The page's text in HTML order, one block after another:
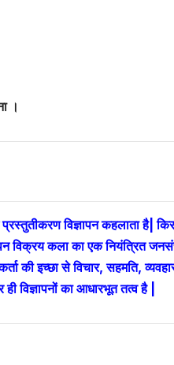
।
विज्ञापन कहलाता है|
विक्रय कला का एक नियंत्रित
की इच्छा से विचार, सहमति,
विज्ञापनों का आधारभूत तत्व है |